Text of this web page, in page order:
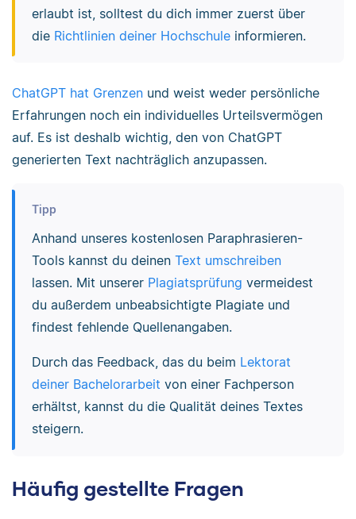
erlaubt ist, solltest du dich immer zuerst über
die Richtlinien deiner Hochschuleinformieren.
ChatGPT hat Grenzen und weist weder persönliche
Erfahrungen noch ein individuelles Urteilsvermögen
auf. Es ist deshalb wichtig, den von ChatGPT
generierten Text nachträglich anzupassen.
Tipp
Anhand unseres kostenlosen Paraphrasieren-
Tools kannst du deinen Text umschreiben
lassen. Mit unserer Plagiatsprüfung vermeidest
du außerdem unbeabsichtigte Plagiate und
findest fehlende Quellenangaben.
Durch das Feedback, das du beim Lektorat
deiner Bachelorarbeit von einer Fachperson
erhältst, kannst du die Qualität deines Textes
steigern.
Häufig gestellte Fragen